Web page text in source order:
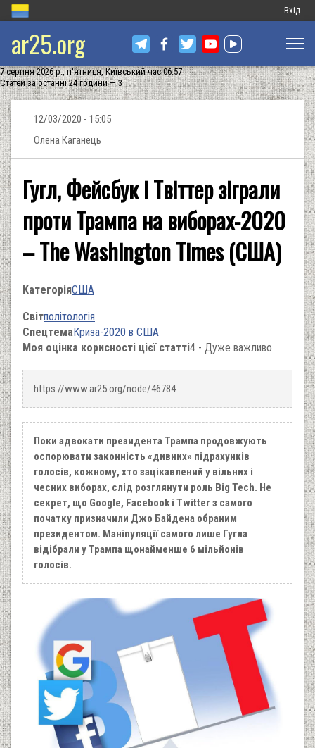
Меню
запису
Вхід
ar25.org
7 серпня 2026 р., п'ятниця, Київський час 06:57
Статей за останні 24 години — 3
12/03/2020 - 15:05
Олена Каганець
Гугл, Фейсбук і Твіттер зіграли
проти Трампа на виборах-2020
– The Washington Times (США)
КатегоріяСША
Світполітологія
СпецтемаКриза-2020 в США
Моя оцінка корисності цієї статті4 - Дуже важливо
https://www.ar25.org/node/46784
Поки адвокати президента Трампа продовжують
оспорювати законність «дивних» підрахунків
голосів, кожному, хто зацікавлений у вільних і
чесних виборах, слід розглянути роль Big Tech. Не
секрет, що Google, Facebook і Twitter з самого
початку призначили Джо Байдена обраним
президентом. Маніпуляції самого лише Гугла
відібрали у Трампа щонайменше 6 мільйонів
голосів.